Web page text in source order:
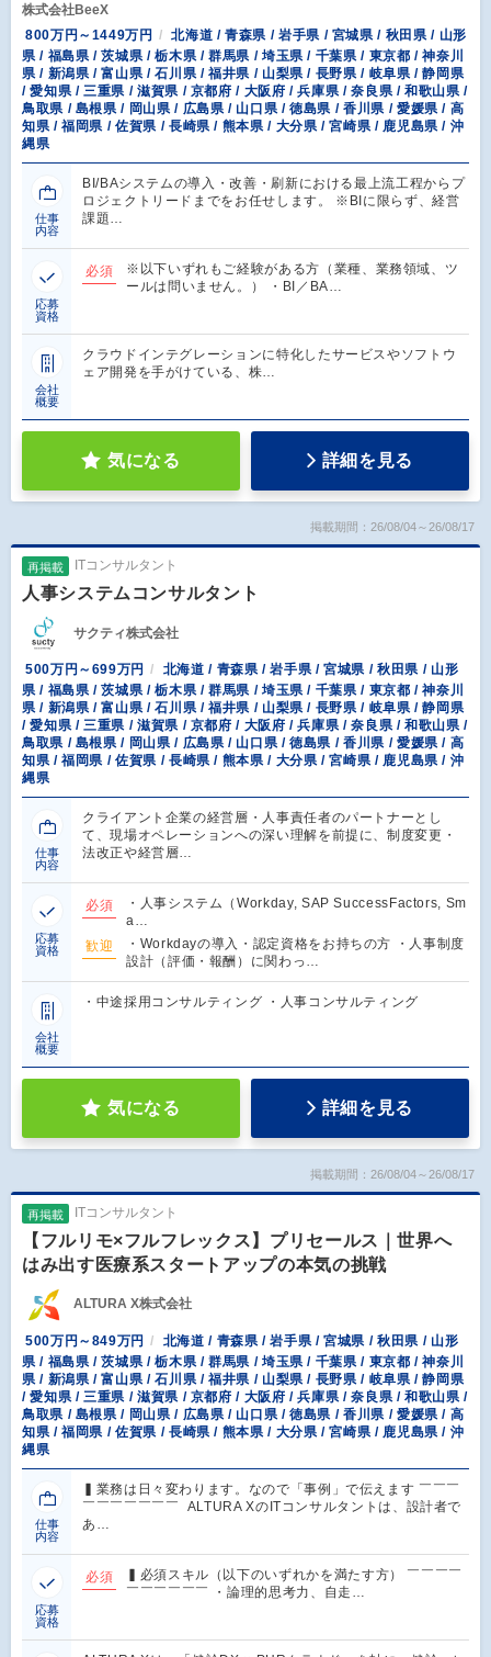
株式会社BeeX
800万円～1449万円
北海道 / 青森県 / 岩手県 / 宮城県 / 秋田県 / 山形
県 / 福島県 / 茨城県 / 栃木県 / 群馬県 / 埼玉県 / 千葉県 / 東京都 / 神奈川
県 / 新潟県 / 富山県 / 石川県 / 福井県 / 山梨県 / 長野県 / 岐阜県 / 静岡県
/ 愛知県 / 三重県 / 滋賀県 / 京都府 / 大阪府 / 兵庫県 / 奈良県 / 和歌山県 /
鳥取県 / 島根県 / 岡山県 / 広島県 / 山口県 / 徳島県 / 香川県 / 愛媛県 / 高
知県 / 福岡県 / 佐賀県 / 長崎県 / 熊本県 / 大分県 / 宮崎県 / 鹿児島県 / 沖
縄県
仕事
内容
BI/BAシステムの導入・改善・刷新における最上流工程からプ
ロジェクトリードまでをお任せします。 ※BIに限らず、経営
課題…
応募
資格
必須
※以下いずれもご経験がある方（業種、業務領域、ツ
ールは問いません。） ・BI／BA…
会社
概要
クラウドインテグレーションに特化したサービスやソフトウ
ェア開発を手がけている、株…
気になる 詳細を見る
掲載期間：26/08/04～26/08/17
再掲載 ITコンサルタント
人事システムコンサルタント
サクティ株式会社
500万円～699万円
北海道 / 青森県 / 岩手県 / 宮城県 / 秋田県 / 山形
県 / 福島県 / 茨城県 / 栃木県 / 群馬県 / 埼玉県 / 千葉県 / 東京都 / 神奈川
県 / 新潟県 / 富山県 / 石川県 / 福井県 / 山梨県 / 長野県 / 岐阜県 / 静岡県
/ 愛知県 / 三重県 / 滋賀県 / 京都府 / 大阪府 / 兵庫県 / 奈良県 / 和歌山県 /
鳥取県 / 島根県 / 岡山県 / 広島県 / 山口県 / 徳島県 / 香川県 / 愛媛県 / 高
知県 / 福岡県 / 佐賀県 / 長崎県 / 熊本県 / 大分県 / 宮崎県 / 鹿児島県 / 沖
縄県
仕事
内容
クライアント企業の経営層・人事責任者のパートナーとし
て、現場オペレーションへの深い理解を前提に、制度変更・
法改正や経営層…
応募
資格
必須
・人事システム（Workday, SAP SuccessFactors, Sm
a…
歓迎
・Workdayの導入・認定資格をお持ちの方 ・人事制度
設計（評価・報酬）に関わっ…
会社
概要
・中途採用コンサルティング ・人事コンサルティング
気になる 詳細を見る
掲載期間：26/08/04～26/08/17
再掲載 ITコンサルタント
【フルリモ×フルフレックス】プリセールス｜世界へ
はみ出す医療系スタートアップの本気の挑戦
ALTURA X株式会社
500万円～849万円
北海道 / 青森県 / 岩手県 / 宮城県 / 秋田県 / 山形
県 / 福島県 / 茨城県 / 栃木県 / 群馬県 / 埼玉県 / 千葉県 / 東京都 / 神奈川
県 / 新潟県 / 富山県 / 石川県 / 福井県 / 山梨県 / 長野県 / 岐阜県 / 静岡県
/ 愛知県 / 三重県 / 滋賀県 / 京都府 / 大阪府 / 兵庫県 / 奈良県 / 和歌山県 /
鳥取県 / 島根県 / 岡山県 / 広島県 / 山口県 / 徳島県 / 香川県 / 愛媛県 / 高
知県 / 福岡県 / 佐賀県 / 長崎県 / 熊本県 / 大分県 / 宮崎県 / 鹿児島県 / 沖
縄県
仕事
内容
▍業務は日々変わります。なので「事例」で伝えます ￣￣￣
￣￣￣￣￣￣￣ ALTURA XのITコンサルタントは、設計者で
あ…
応募
資格
必須
▍必須スキル（以下のいずれかを満たす方） ￣￣￣￣
￣￣￣￣￣￣ ・論理的思考力、自走…